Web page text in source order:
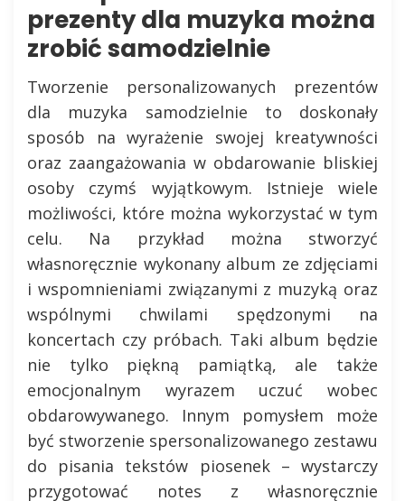
prezenty dla muzyka można
zrobić samodzielnie
Tworzenie personalizowanych prezentów
dla muzyka samodzielnie to doskonały
sposób na wyrażenie swojej kreatywności
oraz zaangażowania w obdarowanie bliskiej
osoby czymś wyjątkowym. Istnieje wiele
możliwości, które można wykorzystać w tym
celu. Na przykład można stworzyć
własnoręcznie wykonany album ze zdjęciami
i wspomnieniami związanymi z muzyką oraz
wspólnymi chwilami spędzonymi na
koncertach czy próbach. Taki album będzie
nie tylko piękną pamiątką, ale także
emocjonalnym wyrazem uczuć wobec
obdarowywanego. Innym pomysłem może
być stworzenie spersonalizowanego zestawu
do pisania tekstów piosenek – wystarczy
przygotować notes z własnoręcznie